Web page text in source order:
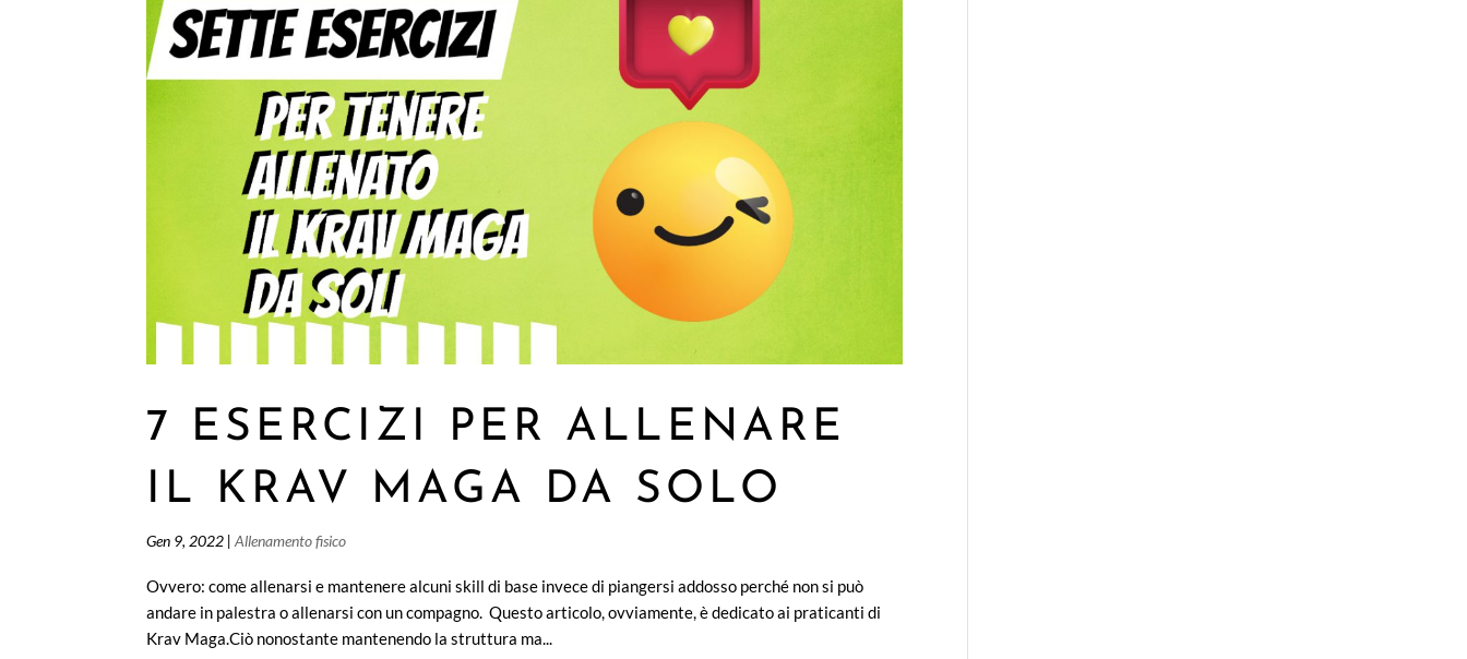
7 ESERCIZI PER ALLENARE
IL KRAV MAGA DA SOLO
Gen 9, 2022 |Allenamento fisico
Ovvero: come allenarsi e mantenere alcuni skill di base invece di piangersi addosso perché non si può
andare in palestra o allenarsi con un compagno. Questo articolo, ovviamente, è dedicato ai praticanti di
Krav Maga.Ciò nonostante mantenendo la struttura ma...